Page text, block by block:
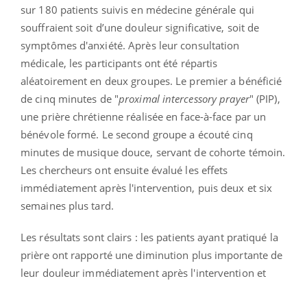
sur 180 patients suivis en médecine générale qui
souffraient soit d’une douleur significative, soit de
symptômes d'anxiété. Après leur consultation
médicale, les participants ont été répartis
aléatoirement en deux groupes. Le premier a bénéficié
de cinq minutes de "proximal intercessory prayer" (PIP),
une prière chrétienne réalisée en face-à-face par un
bénévole formé. Le second groupe a écouté cinq
minutes de musique douce, servant de cohorte témoin.
Les chercheurs ont ensuite évalué les effets
immédiatement après l'intervention, puis deux et six
semaines plus tard.
Les résultats sont clairs : les patients ayant pratiqué la
prière ont rapporté une diminution plus importante de
leur douleur immédiatement après l'intervention et